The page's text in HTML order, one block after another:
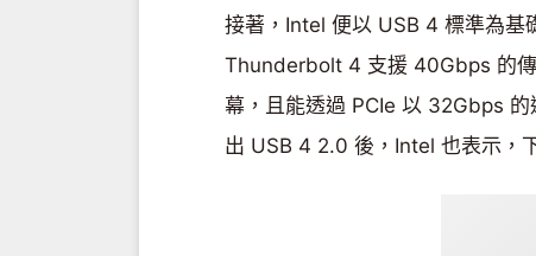
接著，Intel 便以 USB 4 標準為
Thunderbolt 4 支援 40Gbps 的
幕，且能透過 PCIe 以 32Gbps
出 USB 4 2.0 後，Intel 也表示，